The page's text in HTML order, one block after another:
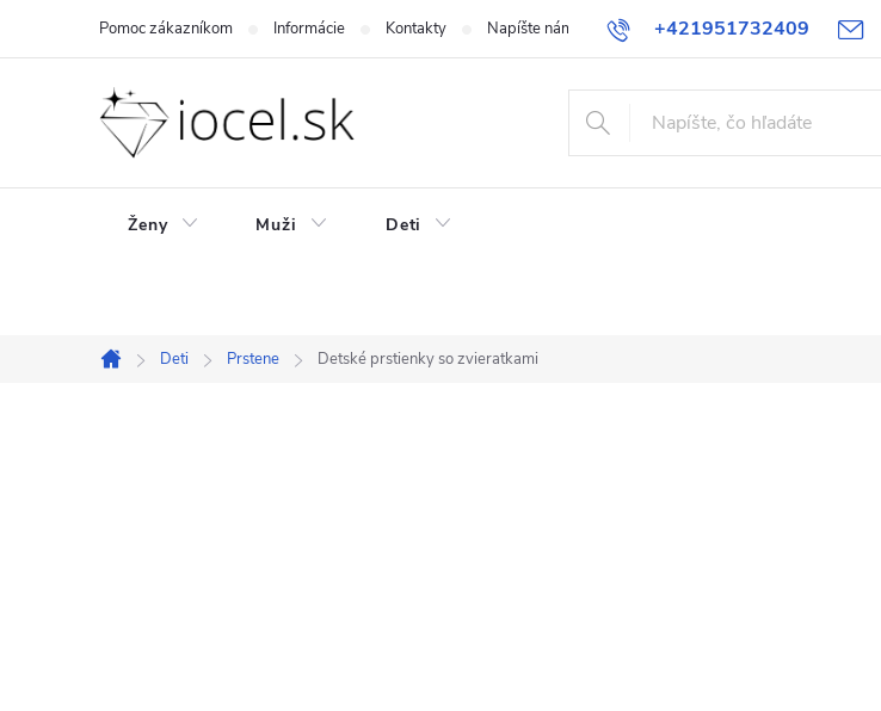
+421951732409
Pomoc zákazníkom Informácie Kontakty Napíšte nám Blog Obchodné podmienky
Ženy Muži Deti
Domov
Deti Prstene Detské prstienky so zvieratkami